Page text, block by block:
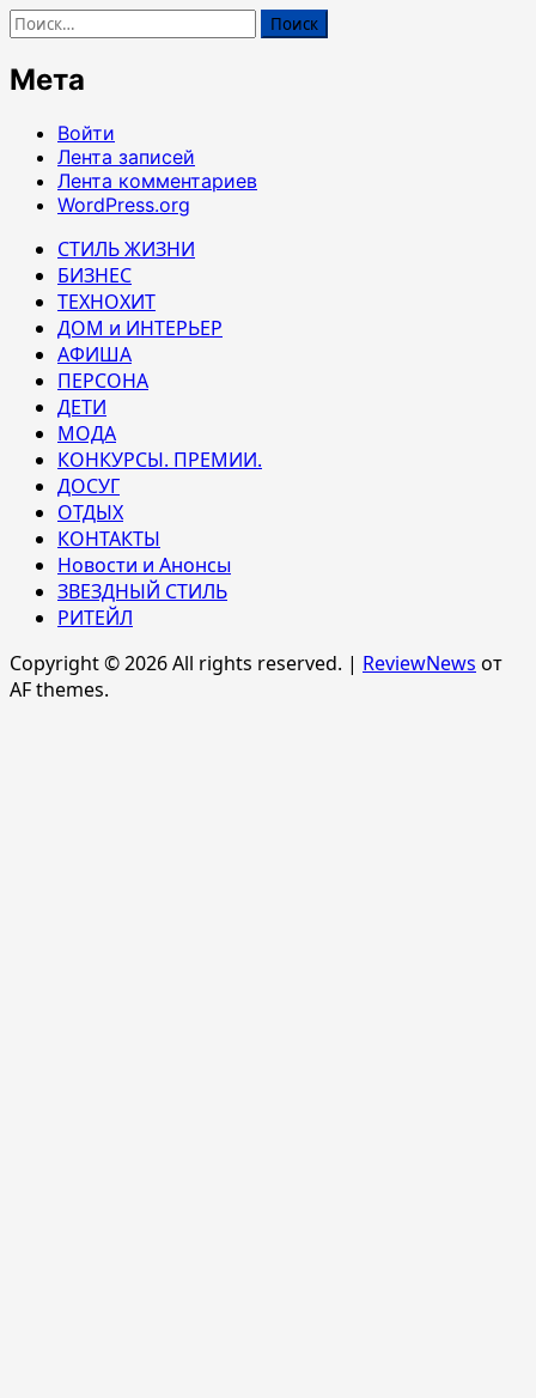
Найти:
Мета
Войти
Лента записей
Лента комментариев
WordPress.org
СТИЛЬ ЖИЗНИ
БИЗНЕС
ТЕХНОХИТ
ДОМ и ИНТЕРЬЕР
АФИША
ПЕРСОНА
ДЕТИ
МОДА
КОНКУРСЫ. ПРЕМИИ.
ДОСУГ
ОТДЫХ
КОНТАКТЫ
Новости и Анонсы
ЗВЕЗДНЫЙ СТИЛЬ
РИТЕЙЛ
Copyright © 2026 All rights reserved. | ReviewNews от
AF themes.